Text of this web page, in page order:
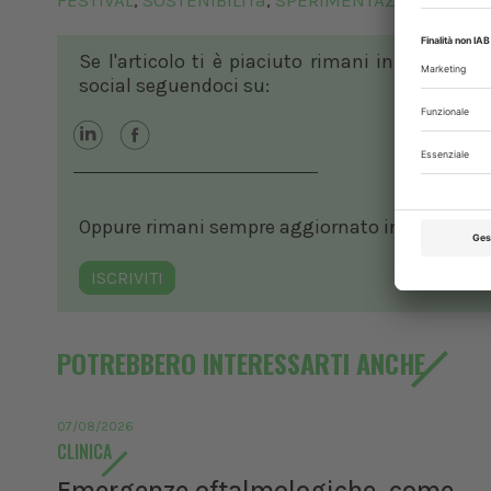
Se l'articolo ti è piaciuto rimani in contatto
social seguendoci su:
Oppure rimani sempre aggiornato in ambito
ISCRIVITI
POTREBBERO INTERESSARTI ANCHE
07/08/2026
CLINICA